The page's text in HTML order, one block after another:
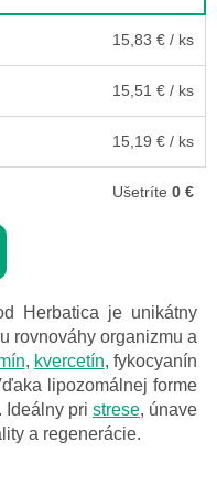
15,83 € / ks
15,51 € / ks
15,19 € / ks
Ušetríte 0 €
Herbatica je unikátny
rovnováhy organizmu a
, kvercetín, fykocyanín
lipozomálnej forme
Ideálny pri strese, únave
a regenerácie.